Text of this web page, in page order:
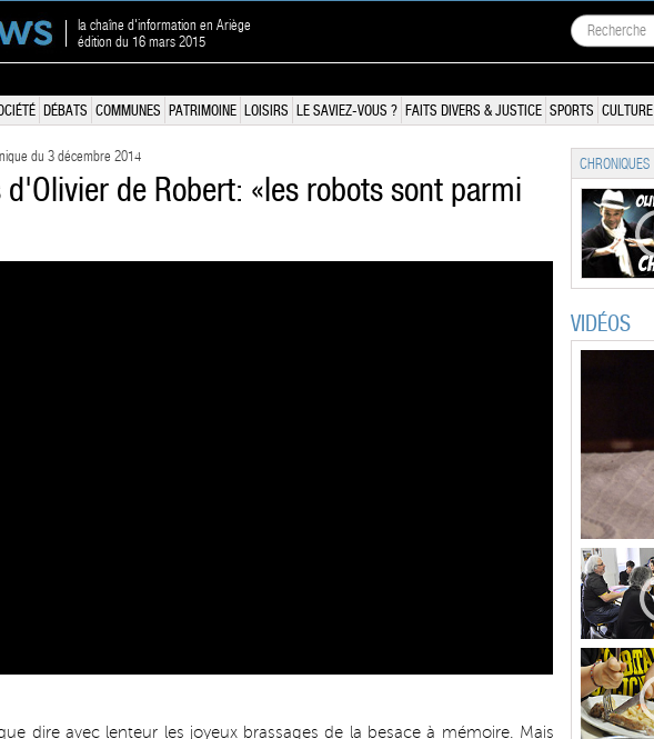
la chaîne d'information en Ariège
édition du 16 mars 2015
DÉBATS COMMUNES PATRIMOINE LOISIRS LE SAVIEZ-VOUS ? FAITS DIVERS & JUSTICE SPORTS CULTURE
du 3 décembre 2014
d'Olivier de Robert: «les robots sont parmi
dire avec lenteur les joyeux brassages de la besace à mémoire. Mais
CHRONIQUES
VIDÉOS